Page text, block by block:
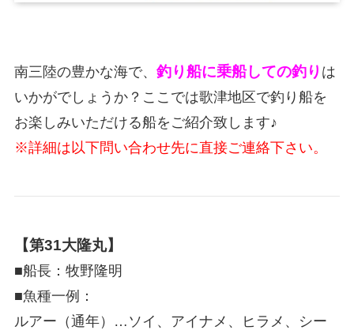
南三陸の豊かな海で、 釣り船に乗船しての釣り は
いかがでしょうか？ここでは歌津地区で釣り船を
お楽しみいただける船をご紹介致します♪
※詳細は以下問い合わせ先に直接ご連絡下さい。
【第31大隆丸】
■船長：牧野隆明
■魚種一例：
ルアー（通年）…ソイ、アイナメ、ヒラメ、シー